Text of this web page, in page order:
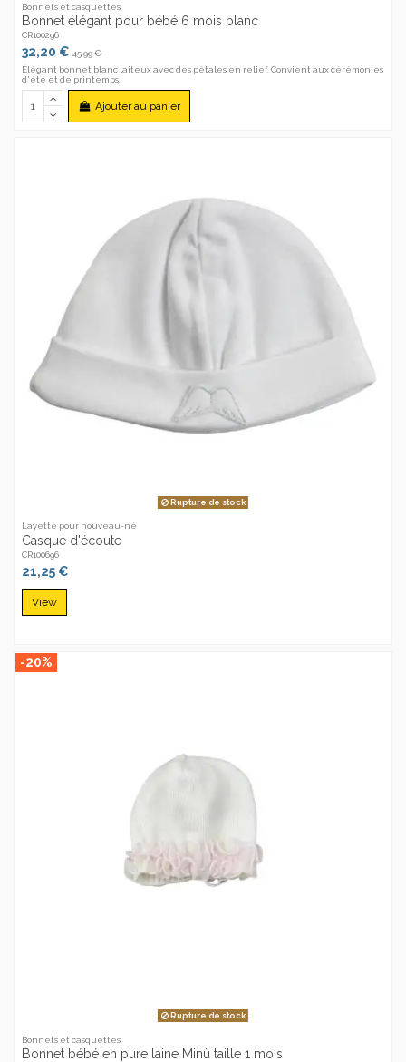
Bonnets et casquettes
Bonnet élégant pour bébé 6 mois blanc
CR100296
32,20 €45,99 €
Élégant bonnet blanc laiteux avec des pétales en relief. Convient aux cérémonies
d'été et de printemps.
Ajouter au panier
Rupture de stock
Layette pour nouveau-né
Casque d'écoute
CR100696
21,25 €
View
-20%
Rupture de stock
Bonnets et casquettes
Bonnet bébé en pure laine Minù taille 1 mois